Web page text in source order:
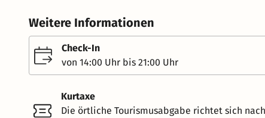
Weitere Informationen
Check-In
von 14:00 Uhr bis 21:00 Uhr
Kurtaxe
Die örtliche Tourismusabgabe richtet sich